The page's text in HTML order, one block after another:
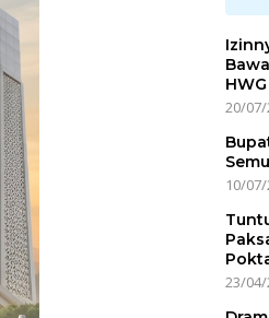
20/07/
10/
23/04/